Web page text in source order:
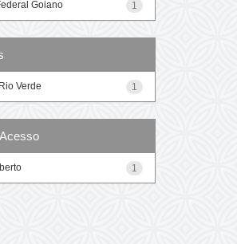
1
Goiano
1
Verde
1